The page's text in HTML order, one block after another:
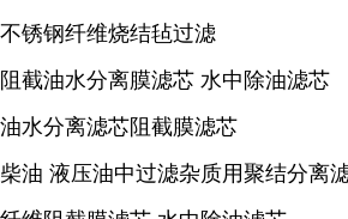
不锈钢纤维烧结毡过滤
阻截油水分离膜滤芯 水中除油滤芯
油水分离滤芯阻截膜滤芯
柴油 液压油中过滤杂质用聚结分离